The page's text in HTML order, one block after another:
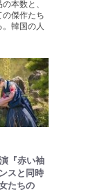
本数と、
の傑作たち
韓国の人
『赤い袖
スと同時
たちの